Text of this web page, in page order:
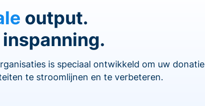
output.
is speciaal ontwikkeld om uw donatie
te stroomlijnen en te verbeteren.